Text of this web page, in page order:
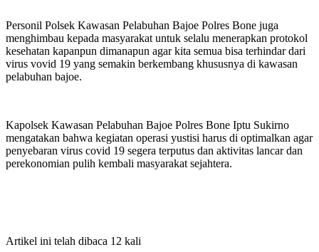
Personil Polsek Kawasan Pelabuhan Bajoe Polres Bone juga
menghimbau kepada masyarakat untuk selalu menerapkan protokol
kesehatan kapanpun dimanapun agar kita semua bisa terhindar dari
virus vovid 19 yang semakin berkembang khususnya di kawasan
pelabuhan bajoe.
Kapolsek Kawasan Pelabuhan Bajoe Polres Bone Iptu Sukirno
mengatakan bahwa kegiatan operasi yustisi harus di optimalkan agar
penyebaran virus covid 19 segera terputus dan aktivitas lancar dan
perekonomian pulih kembali masyarakat sejahtera.
Artikel ini telah dibaca 12 kali